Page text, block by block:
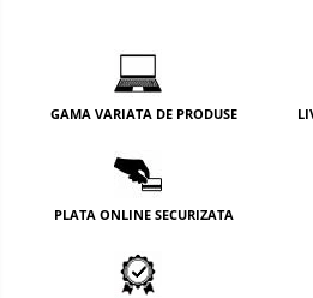
GAMA VARIATA DE PRODUSE
PLATA ONLINE SECURIZATA